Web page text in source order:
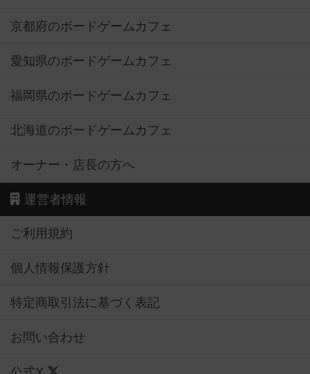
京都府のボードゲームカフェ
愛知県のボードゲームカフェ
福岡県のボードゲームカフェ
北海道のボードゲームカフェ
オーナー・店長の方へ
運営者情報
ご利用規約
個人情報保護方針
特定商取引法に基づく表記
お問い合わせ